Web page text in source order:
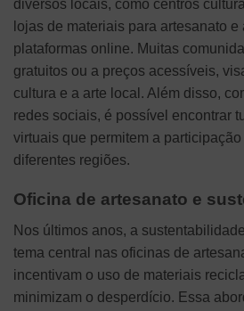
diversos locais, como centros
lojas de materiais para artesanato e
plataformas online. Muitas
gratuitos ou a preços acessíveis,
cultura e a arte local. Além disso,
redes sociais, é possível encontrar
virtuais que permitem a
diferentes regiões.
Oficina de artesanato e
Nos últimos anos, a
tema central nas oficinas de
incentivam o uso de materiais
minimizam o desperdício. Essa